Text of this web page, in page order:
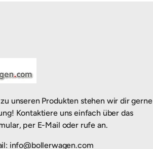
unseren Produkten stehen wir dir gerne
Kontaktiere uns einfach über das
per E-Mail oder rufe an.
info@bollerwagen.com